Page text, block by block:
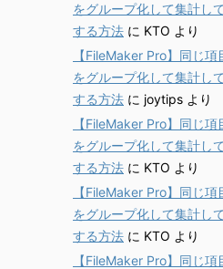
をグループ化して集計し
する方法 に KTO より
【FileMaker Pro】同じ項
をグループ化して集計し
する方法 に joytips より
【FileMaker Pro】同じ項
をグループ化して集計し
する方法 に KTO より
【FileMaker Pro】同じ項
をグループ化して集計し
する方法 に KTO より
【FileMaker Pro】同じ項